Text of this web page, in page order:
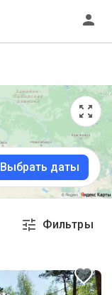
Выбрать даты
Фильтры